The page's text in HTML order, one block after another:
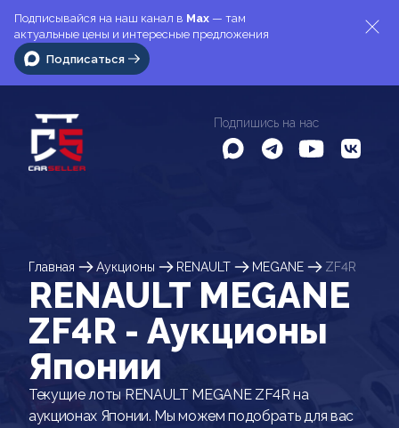
Подписывайся на наш канал в Max — там
актуальные цены и интересные предложения
Подписаться
Подпишись на нас
Главная Аукционы RENAULT MEGANE ZF4R
RENAULT MEGANE
ZF4R - Аукционы
Японии
Текущие лоты RENAULT MEGANE ZF4R на
аукционах Японии. Мы можем подобрать для вас